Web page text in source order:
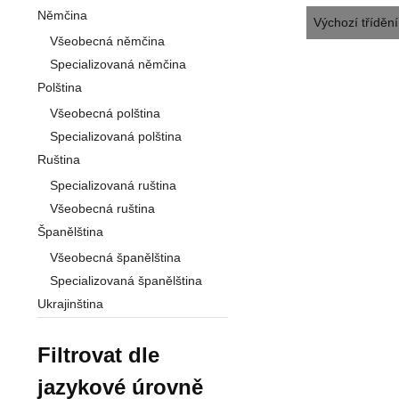
Němčina
Všeobecná němčina
Specializovaná němčina
Polština
Všeobecná polština
Specializovaná polština
Ruština
Specializovaná ruština
Všeobecná ruština
Španělština
Všeobecná španělština
Specializovaná španělština
Ukrajinština
Filtrovat dle
jazykové úrovně